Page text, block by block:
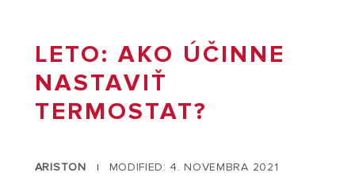
LETO: AKO ÚČINNE
NASTAVIŤ
TERMOSTAT?
ARISTON | MODIFIED: 4. NOVEMBRA 2021